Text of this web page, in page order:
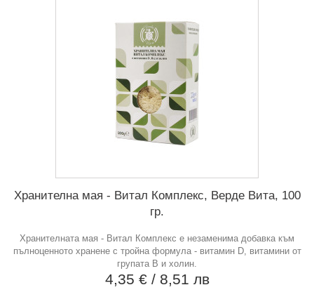
Хранителна мая - Витал Комплекс, Верде Вита, 100
гр.
Хранителната мая - Витал Комплекс е незаменима добавка към
пълноценното хранене с тройна формула - витамин D, витамини от
групата В и холин.
4,35 € / 8,51 лв